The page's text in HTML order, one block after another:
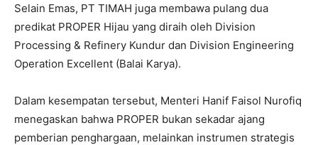
Selain Emas, PT TIMAH juga membawa pulang dua
predikat PROPER Hijau yang diraih oleh Division
Processing & Refinery Kundur dan Division Engineering
Operation Excellent (Balai Karya).
Dalam kesempatan tersebut, Menteri Hanif Faisol Nurofiq
menegaskan bahwa PROPER bukan sekadar ajang
pemberian penghargaan, melainkan instrumen strategis